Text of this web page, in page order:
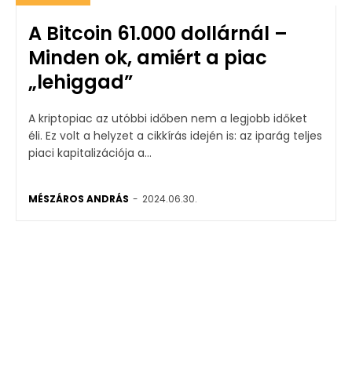
A Bitcoin 61.000 dollárnál –
Minden ok, amiért a piac
„lehiggad”
A kriptopiac az utóbbi időben nem a legjobb időket
éli. Ez volt a helyzet a cikkírás idején is: az iparág teljes
piaci kapitalizációja a...
MÉSZÁROS ANDRÁS - 2024.06.30.